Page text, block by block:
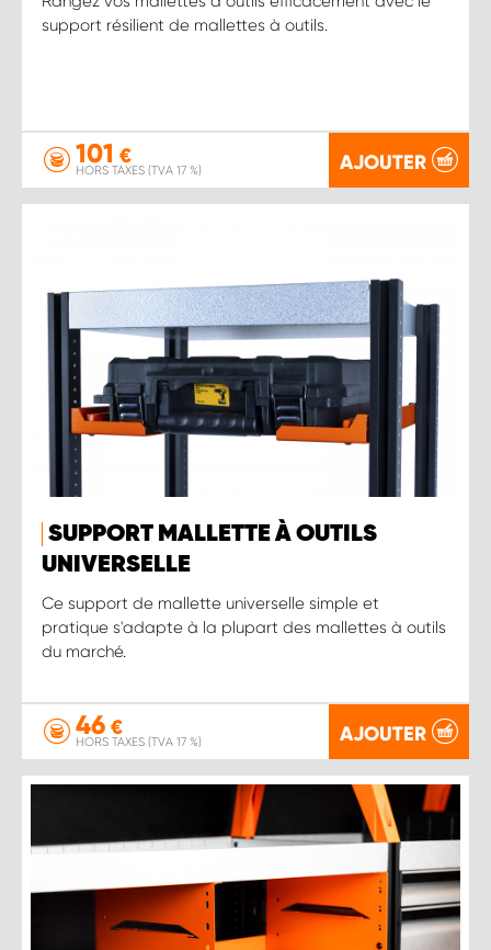
support résilient de mallettes à outils.
101 €
HORS TAXES (TVA 17 %) AJOUTER
SUPPORT MALLETTE À OUTILS
UNIVERSELLE
Ce support de mallette universelle simple et
pratique s'adapte à la plupart des mallettes à outils
du marché.
46 €
HORS TAXES (TVA 17 %) AJOUTER